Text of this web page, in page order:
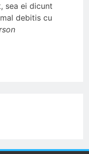
sea ei dicunt
debitis cu